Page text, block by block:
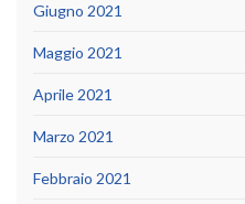
Giugno 2021
Maggio 2021
Aprile 2021
Marzo 2021
Febbraio 2021